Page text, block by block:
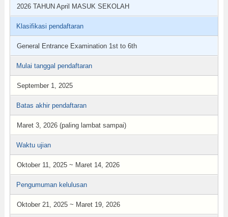
2026 TAHUN April MASUK SEKOLAH
Klasifikasi pendaftaran
General Entrance Examination 1st to 6th
Mulai tanggal pendaftaran
September 1, 2025
Batas akhir pendaftaran
Maret 3, 2026 (paling lambat sampai)
Waktu ujian
Oktober 11, 2025 ~ Maret 14, 2026
Pengumuman kelulusan
Oktober 21, 2025 ~ Maret 19, 2026